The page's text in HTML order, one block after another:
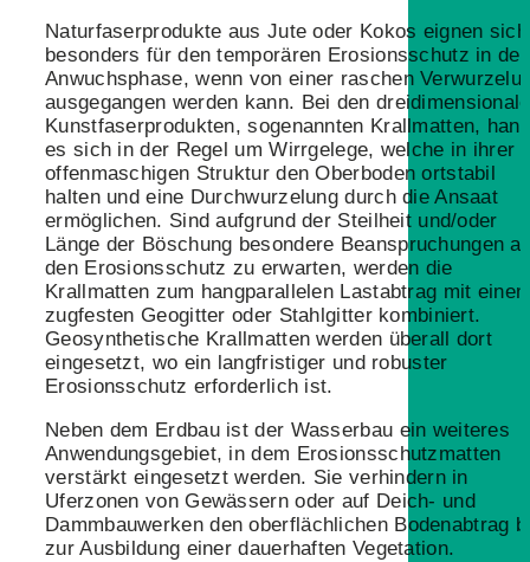
Naturfaserprodukte aus Jute oder Kokos eignen sich
besonders für den temporären Erosionsschutz in der
Anwuchsphase, wenn von einer raschen
ausgegangen werden kann. Bei den
Kunstfaserprodukten, sogenannten Krallmatten,
es sich in der Regel um Wirrgelege, welche in ihrer
offenmaschigen Struktur den Oberboden ortstabil
halten und eine Durchwurzelung durch die Ansaat
ermöglichen. Sind aufgrund der Steilheit und/oder
Länge der Böschung besondere Beanspruchungen
den Erosionsschutz zu erwarten, werden die
Krallmatten zum hangparallelen Lastabtrag mit
zugfesten Geogitter oder Stahlgitter kombiniert.
Geosynthetische Krallmatten werden überall dort
eingesetzt, wo ein langfristiger und robuster
Erosionsschutz erforderlich ist.
Neben dem Erdbau ist der Wasserbau ein weiteres
Anwendungsgebiet, in dem Erosionsschutzmatten
verstärkt eingesetzt werden. Sie verhindern in
Uferzonen von Gewässern oder auf Deich- und
Dammbauwerken den oberflächlichen Bodenabtrag
zur Ausbildung einer dauerhaften Vegetation.